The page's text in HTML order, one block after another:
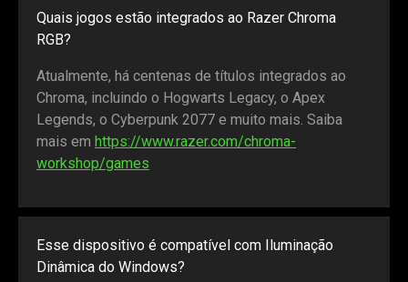
Quais jogos estão integrados ao Razer Chroma
RGB?
Atualmente, há centenas de títulos integrados ao
Chroma, incluindo o Hogwarts Legacy, o Apex
Legends, o Cyberpunk 2077 e muito mais. Saiba
mais em https://www.razer.com/chroma-
workshop/games
Esse dispositivo é compatível com Iluminação
Dinâmica do Windows?